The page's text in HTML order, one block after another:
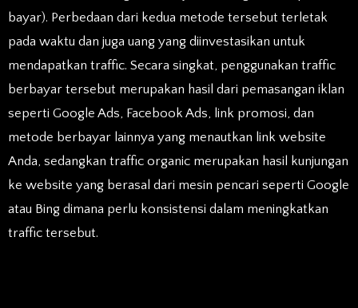
bayar). Perbedaan dari kedua metode tersebut terletak
pada waktu dan juga uang yang diinvestasikan untuk
mendapatkan traffic. Secara singkat, penggunakan traffic
berbayar tersebut merupakan hasil dari pemasangan iklan
seperti Google Ads, Facebook Ads, link promosi, dan
metode berbayar lainnya yang menautkan link website
Anda, sedangkan traffic organic merupakan hasil kunjungan
ke website yang berasal dari mesin pencari seperti Google
atau Bing dimana perlu konsistensi dalam meningkatkan
traffic tersebut.